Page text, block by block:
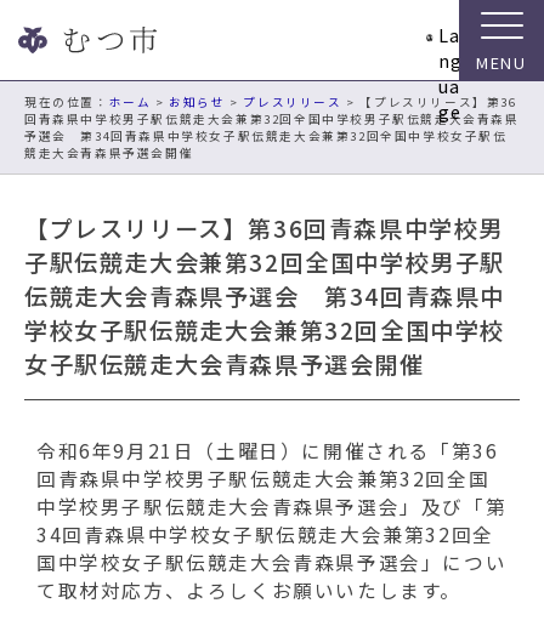
ビ
ン
La
ng
ua
ge
現在の位置： ホーム > お知らせ > プレスリリース > 【プレスリリース】第36
回青森県中学校男子駅伝競走大会兼第32回全国中学校男子駅伝競走大会青森県
予選会 第34回青森県中学校女子駅伝競走大会兼第32回全国中学校女子駅伝
競走大会青森県予選会開催
【プレスリリース】第36回青森県中学校男
子駅伝競走大会兼第32回全国中学校男子駅
伝競走大会青森県予選会 第34回青森県中
学校女子駅伝競走大会兼第32回全国中学校
女子駅伝競走大会青森県予選会開催
令和6年9月21日（土曜日）に開催される「第36
回青森県中学校男子駅伝競走大会兼第32回全国
中学校男子駅伝競走大会青森県予選会」及び「第
34回青森県中学校女子駅伝競走大会兼第32回全
国中学校女子駅伝競走大会青森県予選会」につい
て取材対応方、よろしくお願いいたします。